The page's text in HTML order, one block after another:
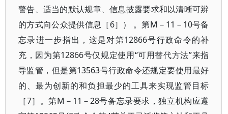
警告、适当的默认规章、信息披露要求和以清晰可辨
的方式向公众提供信息［6］） 。第M－11－10号备
忘录进一步指出，这是对第12866号行政命令的补
充，因为第12866号仅规定使用“可用替代方法”来指
导监管，但是第13563号行政命令还规定要使用最好
的、最为创新的和负担最少的工具来实现监管目标
［7］。第M－11－28号备忘录要求，独立机构应遵